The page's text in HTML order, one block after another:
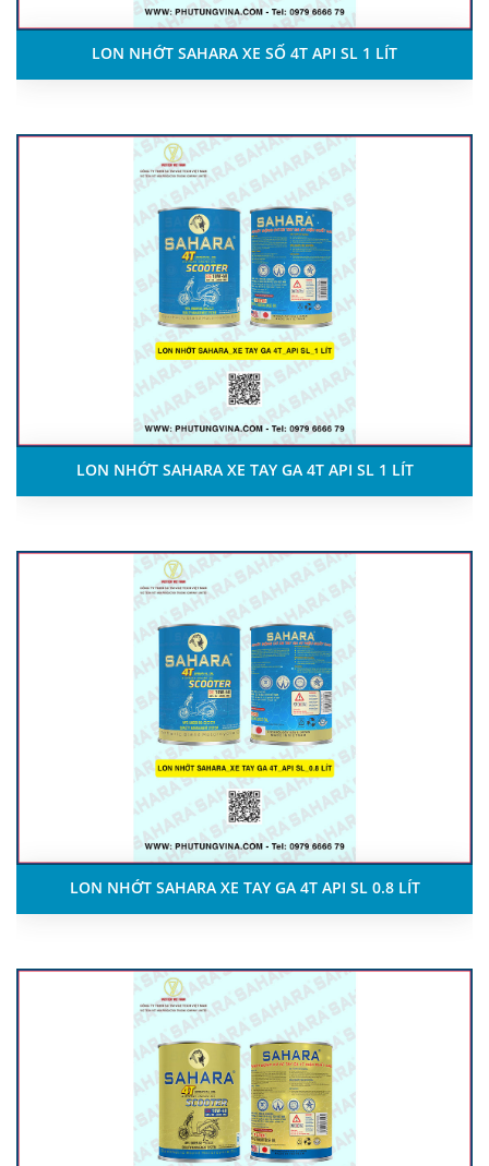
LON NHỚT SAHARA XE SỐ 4T API SL 1 LÍT
LON NHỚT SAHARA XE TAY GA 4T API SL 1 LÍT
LON NHỚT SAHARA XE TAY GA 4T API SL 0.8 LÍT